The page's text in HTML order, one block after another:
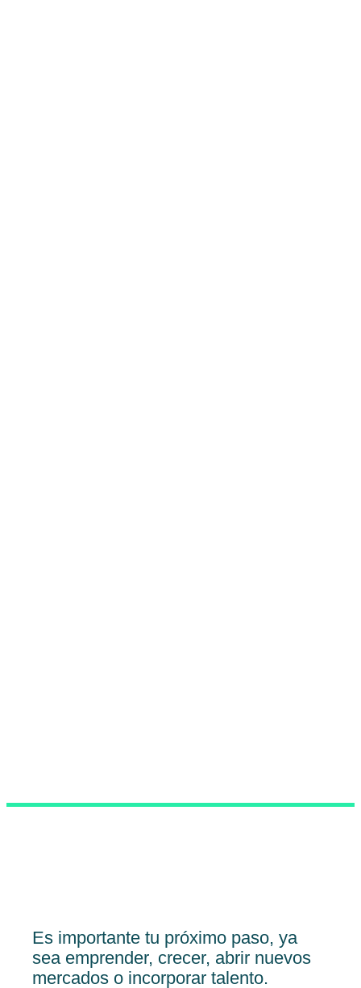
Es importante tu próximo paso, ya
sea emprender, crecer, abrir nuevos
mercados o incorporar talento.